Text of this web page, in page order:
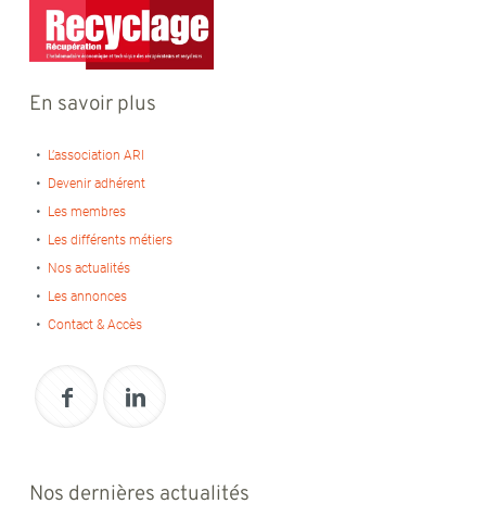
En savoir plus
L’association ARI
Devenir adhérent
Les membres
Les différents métiers
Nos actualités
Les annonces
Contact & Accès
Nos dernières actualités